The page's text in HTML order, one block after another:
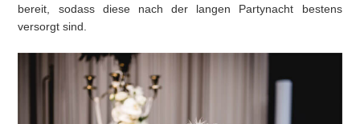
bereit, sodass diese nach der langen Partynacht bestens
versorgt sind.